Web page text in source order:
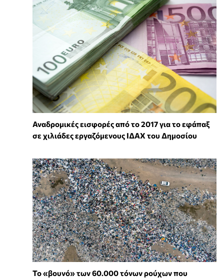
Αναδρομικές εισφορές από το 2017 για το εφάπαξ
σε χιλιάδες εργαζόμενους ΙΔΑΧ του Δημοσίου
Το «βουνό» των 60.000 τόνων ρούχων που